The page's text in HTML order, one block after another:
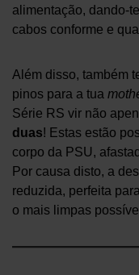
alimentação, dando-
cabos conforme e
Além disso, também
pinos para a tua
Série RS vir não
duas! Estas estão
corpo da PSU,
Por causa disto, a
reduzida, perfeita
o mais limpas